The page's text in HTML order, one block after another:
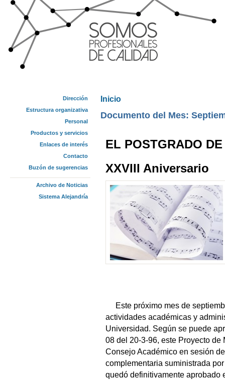
Inicio
Documento del Mes:
EL POSTGRADO
XXVIII Aniversario
Este próximo mes de
actividades académicas y
Universidad. Según se puede
08 del 20-3-96, este Proyecto
Consejo Académico en sesión
complementaria suministrada
quedó definitivamente aprobado
Dirección
Estructura organizativa
Personal
Productos y servicios
Enlaces de interés
Contacto
Buzón de sugerencias
Archivo de Noticias
Sistema Alejandría